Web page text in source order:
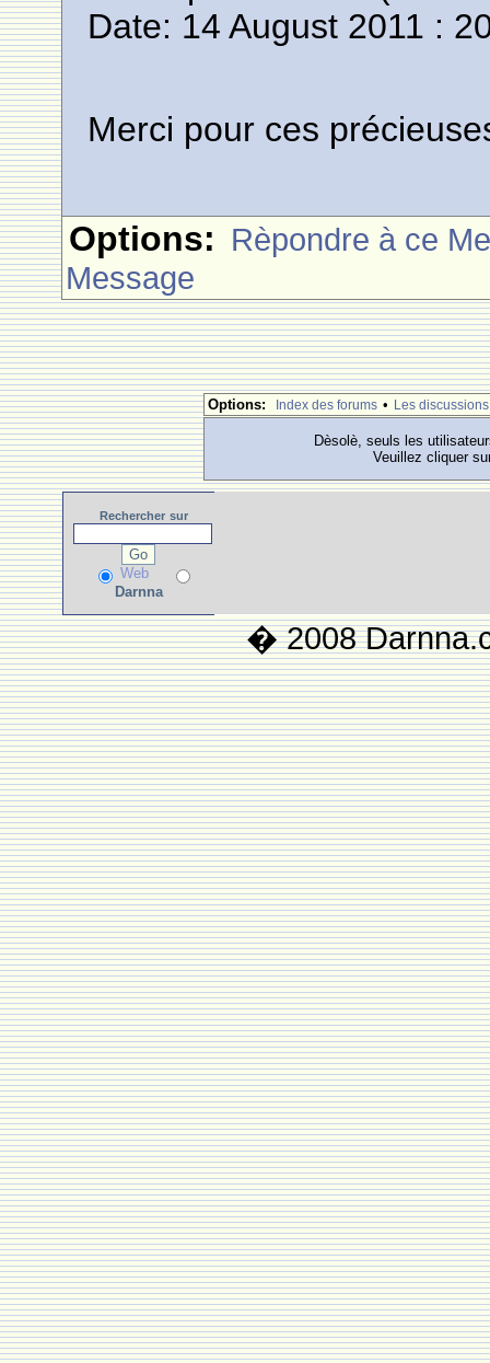
Date: 14 August 2011 :
Merci pour ces
Options: Rèpondre à ce
Message
Options: Index des forums • Les discussions
Dèsolè, seuls les
Veuillez cliquer
Rechercher sur
Web
Darnna
� 2008